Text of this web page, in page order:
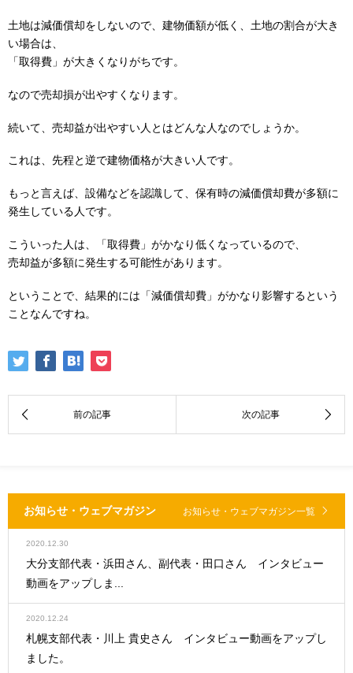
土地は減価償却をしないので、建物価額が低く、土地の割合が大き
い場合は、
「取得費」が大きくなりがちです。
なので売却損が出やすくなります。
続いて、売却益が出やすい人とはどんな人なのでしょうか。
これは、先程と逆で建物価格が大きい人です。
もっと言えば、設備などを認識して、保有時の減価償却費が多額に
発生している人です。
こういった人は、「取得費」がかなり低くなっているので、
売却益が多額に発生する可能性があります。
ということで、結果的には「減価償却費」がかなり影響するという
ことなんですね。
お知らせ・ウェブマガジン お知らせ・ウェブマガジン一覧
2020.12.30
大分支部代表・浜田さん、副代表・田口さん インタビュー
動画をアップしま...
2020.12.24
札幌支部代表・川上 貴史さん インタビュー動画をアップし
ました。